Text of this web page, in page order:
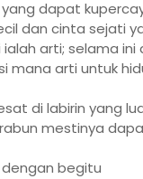
dapat
dan cinta sejati
arti; selama ini
mana arti untuk
di labirin yang
mestinya
dengan begitu